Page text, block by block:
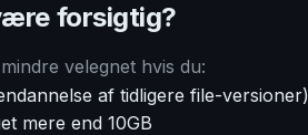
forsigtig?
velegnet hvis du:
af tidligere file-versioner)
mere end 10GB